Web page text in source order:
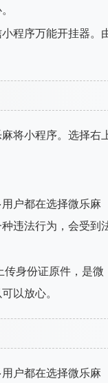
程序万能开挂器。
将小程序。选择右
户都在选择微乐麻
违法行为，会受到
传身份证原件，是微
以放心。
户都在选择微乐麻